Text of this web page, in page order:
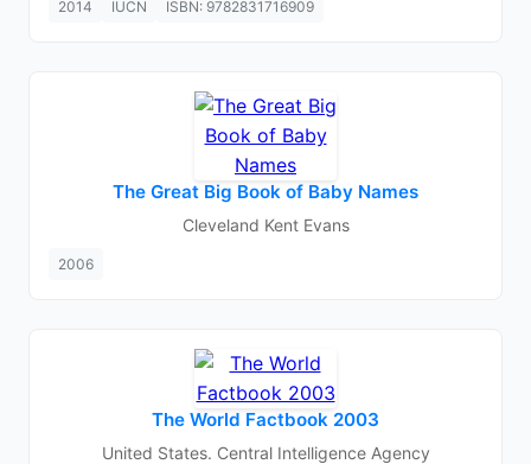
2014 IUCN ISBN: 9782831716909
The Great Big Book of Baby Names
Cleveland Kent Evans
2006
The World Factbook 2003
United States. Central Intelligence Agency